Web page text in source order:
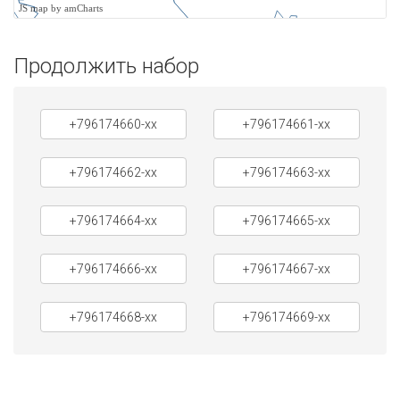
JS map by amCharts
Продолжить набор
+796174660-xx +796174661-xx
+796174662-xx +796174663-xx
+796174664-xx +796174665-xx
+796174666-xx +796174667-xx
+796174668-xx +796174669-xx